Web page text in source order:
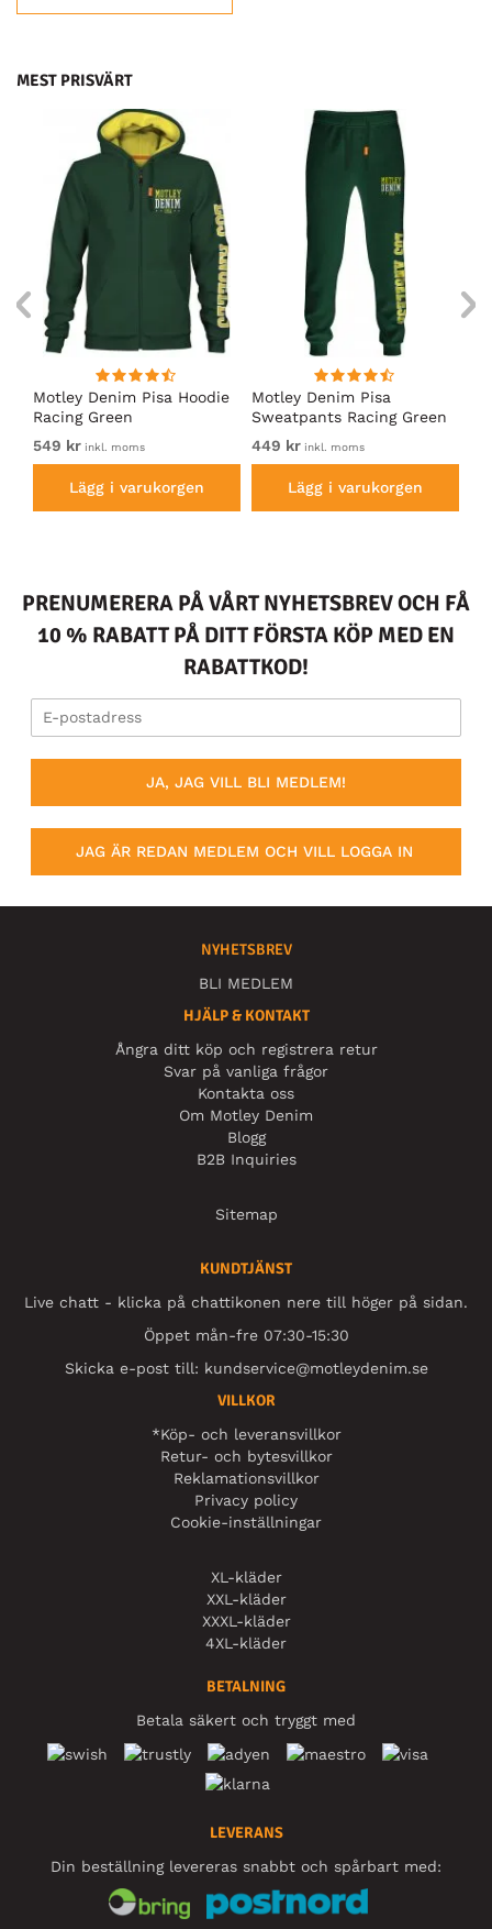
MEST PRISVÄRT
Motley Denim Pisa Hoodie
Racing Green
549 kr inkl. moms
Lägg i varukorgen
Motley Denim Pisa
Sweatpants Racing Green
449 kr inkl. moms
Lägg i varukorgen
PRENUMERERA PÅ VÅRT NYHETSBREV OCH FÅ
10 % RABATT PÅ DITT FÖRSTA KÖP MED EN
RABATTKOD!
JA, JAG VILL BLI MEDLEM!
JAG ÄR REDAN MEDLEM OCH VILL LOGGA IN
NYHETSBREV
BLI MEDLEM
HJÄLP & KONTAKT
Ångra ditt köp och registrera retur
Svar på vanliga frågor
Kontakta oss
Om Motley Denim
Blogg
B2B Inquiries
Sitemap
KUNDTJÄNST
Live chatt - klicka på chattikonen nere till höger på sidan.
Öppet mån-fre 07:30-15:30
Skicka e-post till: kundservice@motleydenim.se
VILLKOR
*Köp- och leveransvillkor
Retur- och bytesvillkor
Reklamationsvillkor
Privacy policy
Cookie-inställningar
XL-kläder
XXL-kläder
XXXL-kläder
4XL-kläder
BETALNING
Betala säkert och tryggt med
LEVERANS
Din beställning levereras snabbt och spårbart med: